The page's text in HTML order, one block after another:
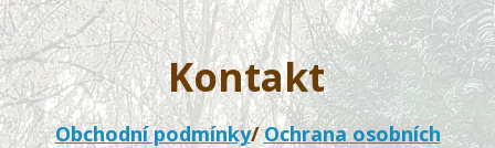
Kontakt
Obchodní podmínky/Ochrana osobních